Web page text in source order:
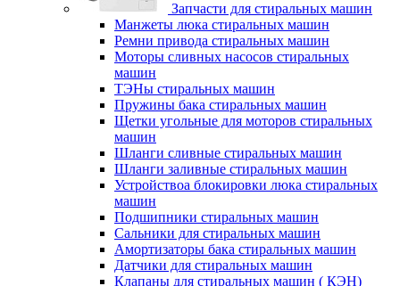
Запчасти для стиральных машин
Манжеты люка стиральных машин
Ремни привода стиральных машин
Моторы сливных насосов стиральных
машин
ТЭНы стиральных машин
Пружины бака стиральных машин
Щетки угольные для моторов стиральных
машин
Шланги сливные стиральных машин
Шланги заливные стиральных машин
Устройствоа блокировки люка стиральных
машин
Подшипники стиральных машин
Сальники для стиральных машин
Амортизаторы бака стиральных машин
Датчики для стиральных машин
Клапаны для стиральных машин ( КЭН)